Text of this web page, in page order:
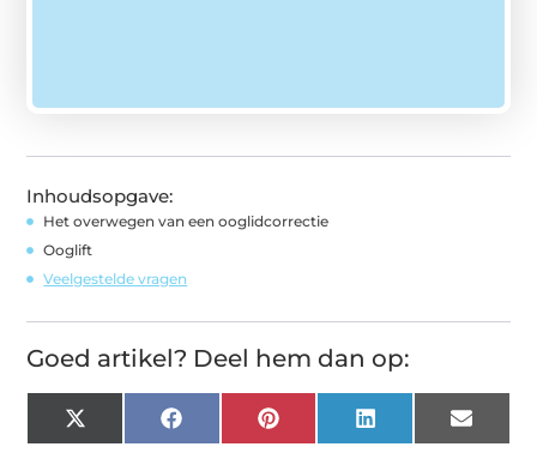
Inhoudsopgave:
Het overwegen van een ooglidcorrectie
Ooglift
Veelgestelde vragen
Goed artikel? Deel hem dan op:
X
(Twitter)
FacebookPinterest LinkedIn Email